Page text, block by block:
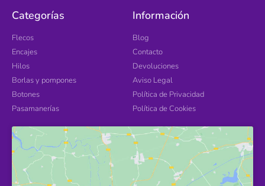
Categorías
Flecos
Encajes
Hilos
Borlas y pompones
Botones
Pasamanerías
Información
Blog
Contacto
Devoluciones
Aviso Legal
Política de Privacidad
Política de Cookies